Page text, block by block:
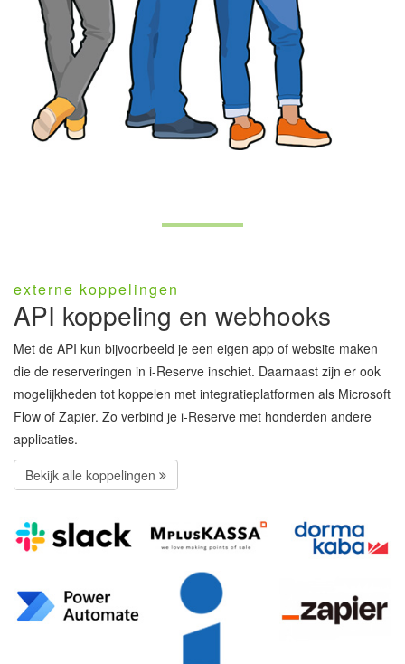
externe koppelingen
API koppeling en webhooks
Met de API kun bijvoorbeeld je een eigen app of website maken
die de reserveringen in i-Reserve inschiet. Daarnaast zijn er ook
mogelijkheden tot koppelen met integratieplatformen als Microsoft
Flow of Zapier. Zo verbind je i-Reserve met honderden andere
applicaties.
Bekijk alle koppelingen